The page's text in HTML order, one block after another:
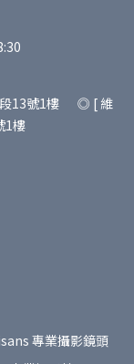
段13號1樓 ◎ [ 維
1樓
專業攝影鏡頭